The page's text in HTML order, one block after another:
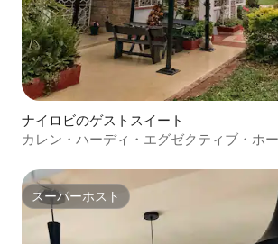
ナイロビのゲストスイート
カレン・ハーディ・エグゼクティブ・ホ
スーパーホスト
スーパーホスト